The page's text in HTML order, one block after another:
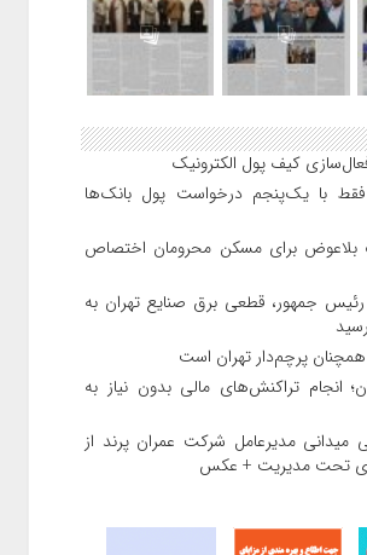
کیف پول الکترونیک
بانک مرکزی فقط با یک‌‎پنجم درخواست پول بانک‌ها
برای مسکن محرومان اختصاص
جمهور، قطعی برق صنایع تهران به
همچنان پرچم‌دار تهران است
انجام تراکنش‌های مالی بدون نیاز به
میدانی مدیرعامل شرکت عمران پرند از
تحت مدیریت + عکس